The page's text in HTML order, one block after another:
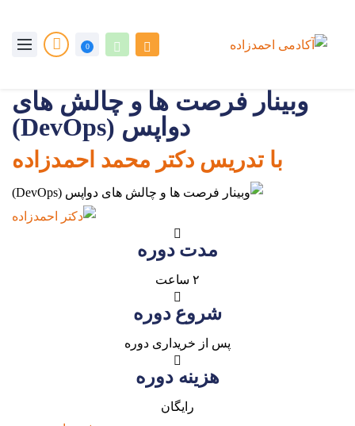
0
وبینار فرصت ها و چالش های
دواپس (DevOps)
با تدریس دکتر محمد احمدزاده
مدت دوره
۲ ساعت
شروع دوره
پس از خریداری دوره
هزینه دوره
رایگان